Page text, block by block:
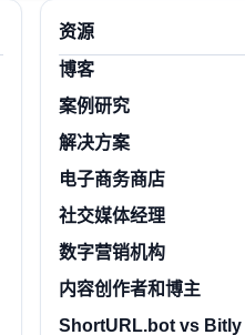
资源
博客
案例研究
解决方案
电子商务商店
社交媒体经理
数字营销机构
内容创作者和博主
ShortURL.bot vs Bitly